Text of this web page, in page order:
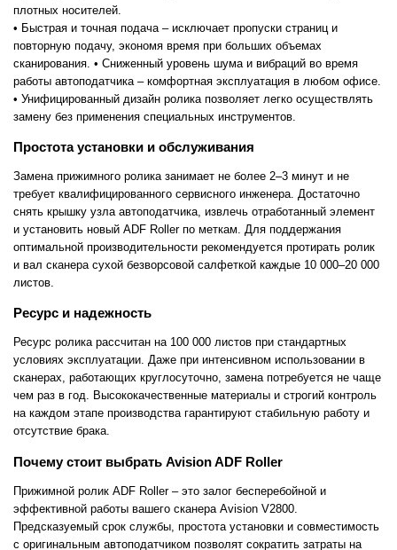
плотных носителей.
• Быстрая и точная подача – исключает пропуски страниц и
повторную подачу, экономя время при больших объемах
сканирования. • Сниженный уровень шума и вибраций во время
работы автоподатчика – комфортная эксплуатация в любом офисе.
• Унифицированный дизайн ролика позволяет легко осуществлять
замену без применения специальных инструментов.
Простота установки и обслуживания
Замена прижимного ролика занимает не более 2–3 минут и не
требует квалифицированного сервисного инженера. Достаточно
снять крышку узла автоподатчика, извлечь отработанный элемент
и установить новый ADF Roller по меткам. Для поддержания
оптимальной производительности рекомендуется протирать ролик
и вал сканера сухой безворсовой салфеткой каждые 10 000–20 000
листов.
Ресурс и надежность
Ресурс ролика рассчитан на 100 000 листов при стандартных
условиях эксплуатации. Даже при интенсивном использовании в
сканерах, работающих круглосуточно, замена потребуется не чаще
чем раз в год. Высококачественные материалы и строгий контроль
на каждом этапе производства гарантируют стабильную работу и
отсутствие брака.
Почему стоит выбрать Avision ADF Roller
Прижимной ролик ADF Roller – это залог бесперебойной и
эффективной работы вашего сканера Avision V2800.
Предсказуемый срок службы, простота установки и совместимость
с оригинальным автоподатчиком позволят сократить затраты на